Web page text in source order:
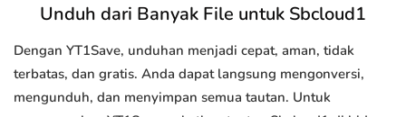
Unduh dari Banyak File untuk Sbcloud1
Dengan YT1Save, unduhan menjadi cepat, aman, tidak
terbatas, dan gratis. Anda dapat langsung mengonversi,
mengunduh, dan menyimpan semua tautan. Untuk